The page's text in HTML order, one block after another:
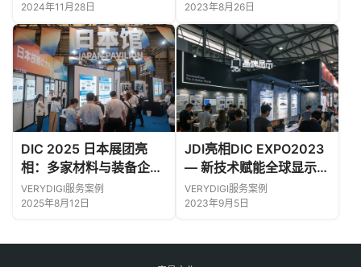
2024年11月28日
2023年8月26日
DIC 2025 日本展团亮
相：多家材料与装备企业
集中展示前沿技术
VERYDIGI服务案例
2025年8月12日
JDI亮相DIC EXPO2023
— 新技术赋能全球显示行
业
VERYDIGI服务案例
2023年9月5日